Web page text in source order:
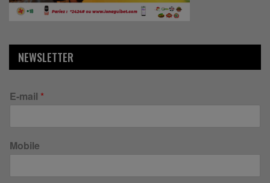
NEWSLETTER
E-mail *
Mobile